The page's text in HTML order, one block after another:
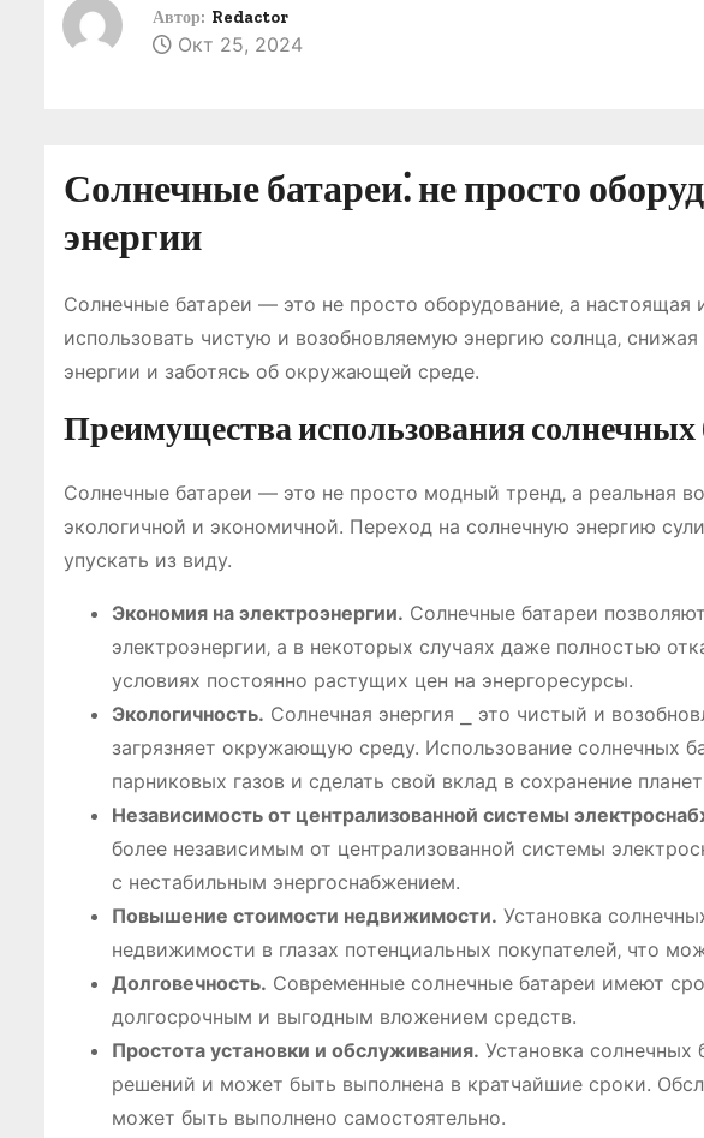
Автор: Redactor
Окт 25, 2024
Солнечные батареи⁚ не просто
энергии
Солнечные батареи ― это не просто оборудование‚ а
использовать чистую и возобновляемую энергию солнца‚
энергии и заботясь об окружающей среде.
Преимущества использования солнечных
Солнечные батареи ― это не просто модный тренд‚ а реальная
экологичной и экономичной. Переход на солнечную энергию
упускать из виду.
Экономия на электроэнергии. Солнечные батареи
электроэнергии‚ а в некоторых случаях даже полностью
условиях постоянно растущих цен на энергоресурсы.
Экологичность. Солнечная энергия ⎯ это чистый и
загрязняет окружающую среду. Использование солнечных
парниковых газов и сделать свой вклад в сохранение
Независимость от централизованной системы
более независимым от централизованной системы
с нестабильным энергоснабжением.
Повышение стоимости недвижимости. Установка
недвижимости в глазах потенциальных покупателей‚ что
Долговечность. Современные солнечные батареи имеют
долгосрочным и выгодным вложением средств.
Простота установки и обслуживания. Установка
решений и может быть выполнена в кратчайшие сроки.
может быть выполнено самостоятельно.